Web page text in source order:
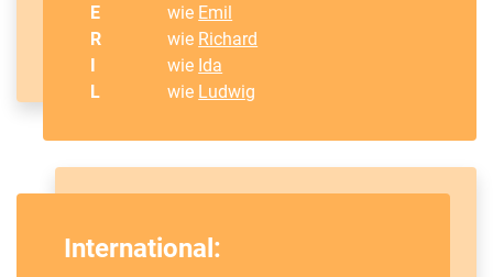
E wie Emil
R
wie Richard
I
wie Ida
L
wie Ludwig
International: